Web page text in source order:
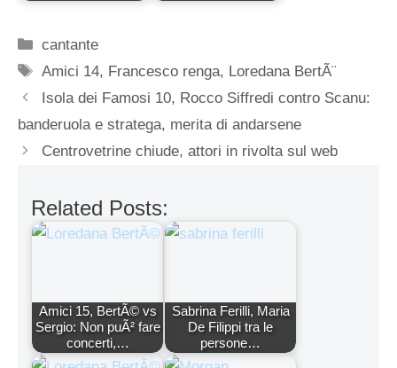
Categorie
cantante
Tag
Amici 14, Francesco renga, Loredana BertÃ¨
Isola dei Famosi 10, Rocco Siffredi contro Scanu:
banderuola e stratega, merita di andarsene
Centrovetrine chiude, attori in rivolta sul web
Related Posts:
Amici 15, BertÃ© vs
Sergio: Non puÃ² fare
concerti,…
Sabrina Ferilli, Maria
De Filippi tra le
persone…